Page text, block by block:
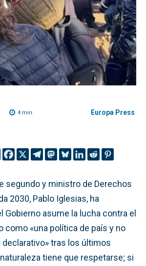
4min. Europa Press
segundo y ministro de Derechos
2030, Pablo Iglesias, ha
Gobierno asume la lucha contra el
como «una política de país y no
tras los últimos
tiene que respetarse; si